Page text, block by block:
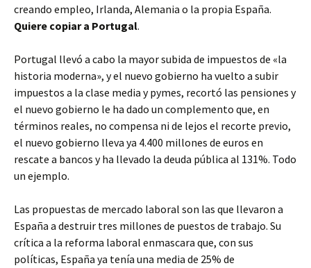
creando empleo, Irlanda, Alemania o la propia España.
Quiere copiar a Portugal.
Portugal llevó a cabo la mayor subida de impuestos de «la
historia moderna», y el nuevo gobierno ha vuelto a subir
impuestos a la clase media y pymes, recortó las pensiones y
el nuevo gobierno le ha dado un complemento que, en
términos reales, no compensa ni de lejos el recorte previo,
el nuevo gobierno lleva ya 4.400 millones de euros en
rescate a bancos y ha llevado la deuda pública al 131%. Todo
un ejemplo.
Las propuestas de mercado laboral son las que llevaron a
España a destruir tres millones de puestos de trabajo. Su
crítica a la reforma laboral enmascara que, con sus
políticas, España ya tenía una media de 25% de